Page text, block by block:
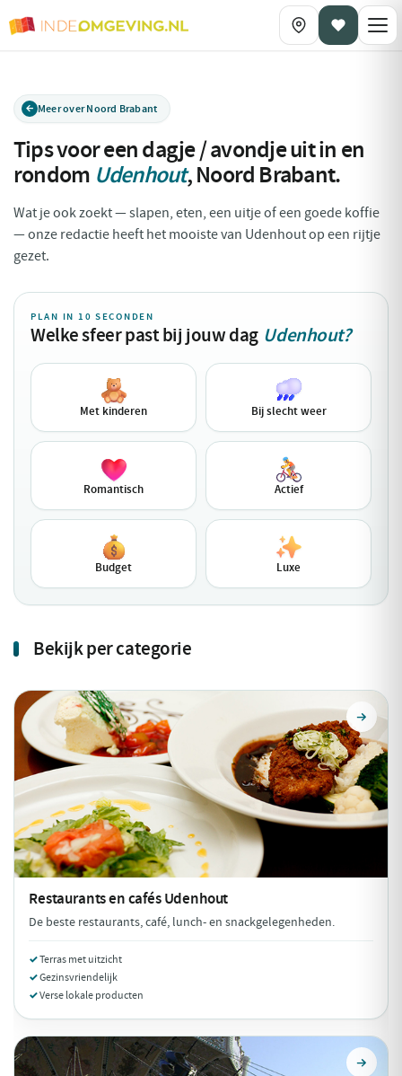
Meer over Noord Brabant
Tips voor een dagje / avondje uit in en
rondom Udenhout,Noord Brabant.
Wat je ook zoekt — slapen, eten, een uitje of een goede koffie
— onze redactie heeft het mooiste van Udenhout op een rijtje
gezet.
PLAN IN 10 SECONDEN
Welke sfeer past bij jouw dag Udenhout?
Met kinderen Bij slecht weer
Romantisch Actief
Budget Luxe
Bekijk per categorie
Restaurants en cafésUdenhout
De beste restaurants, café, lunch- en snackgelegenheden.
Terras met uitzicht
Gezinsvriendelijk
Verse lokale producten